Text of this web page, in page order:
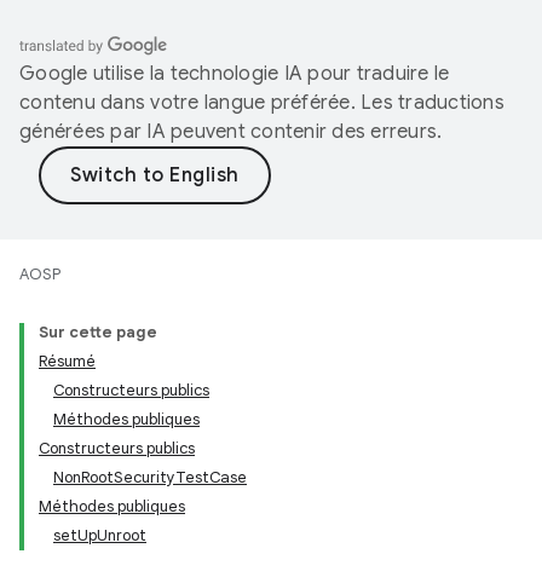
Google utilise la technologie IA pour traduire le
contenu dans votre langue préférée. Les traductions
générées par IA peuvent contenir des erreurs.
AOSP
Sur cette page
Résumé
Constructeurs publics
Méthodes publiques
Constructeurs publics
NonRootSecurityTestCase
Méthodes publiques
setUpUnroot